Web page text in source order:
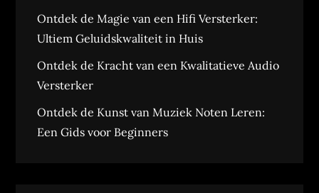
Ontdek de Magie van een Hifi Versterker:
Ultiem Geluidskwaliteit in Huis
Ontdek de Kracht van een Kwalitatieve Audio
Versterker
Ontdek de Kunst van Muziek Noten Leren:
Een Gids voor Beginners